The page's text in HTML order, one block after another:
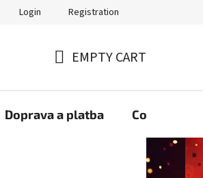
Login Registration
CART
EMPTY CART
Doprava a platba Contact us